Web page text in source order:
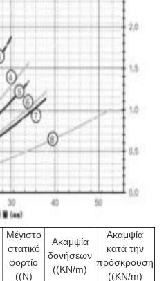
Μέγιστο
στατικό
φορτίο
((N)
Ακαμψία
δονήσεων
((KN/m)
Ακαμψία
κατά την
πρόσκρουση
((KN/m)